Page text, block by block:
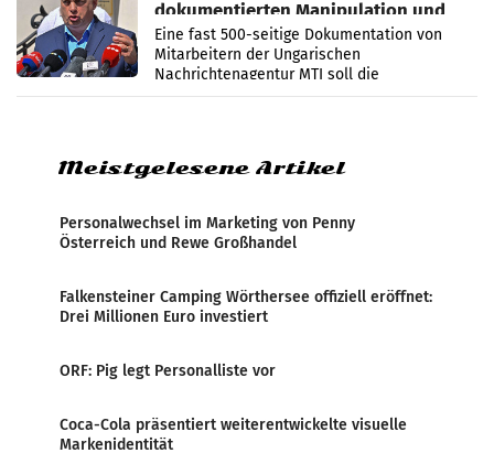
dokumentierten Manipulation und
Zensur
Eine fast 500-seitige Dokumentation von
Mitarbeitern der Ungarischen
Nachrichtenagentur MTI soll die
systematische Nachrichten-Manipulation und
Meistgelesene Artikel
Personalwechsel im Marketing von Penny
Österreich und Rewe Großhandel
Falkensteiner Camping Wörthersee offiziell eröffnet:
Drei Millionen Euro investiert
ORF: Pig legt Personalliste vor
Coca-Cola präsentiert weiterentwickelte visuelle
Markenidentität